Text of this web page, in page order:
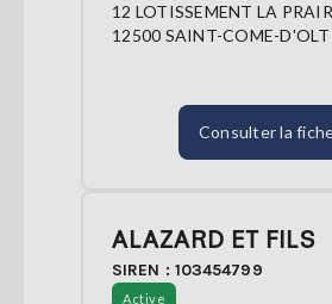
12 LOTISSEMENT LA
12500 SAINT-COME-D'OLT
Consulter la
ALAZARD ET FILS
SIREN : 103454799
Active